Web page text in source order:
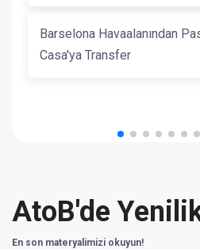
Barselona Havaalanından
Casa'ya Transfer
AtoB'de
En son materyalimizi okuyun!